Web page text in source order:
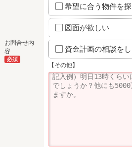
お問合せ内
容
必須
希望に合う物件を
図面が欲しい
資金計画の相談を
【その他】